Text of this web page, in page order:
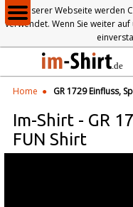
Auf unserer Webseite werden
verwendet. Wenn Sie weiter
Home GR 1729 Einfluss,
Im-Shirt - GR
FUN Shirt